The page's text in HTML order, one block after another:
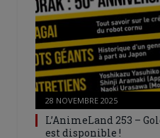
28 NOVEMBRE 2025
L’AnimeLand 253 –
est disponible !